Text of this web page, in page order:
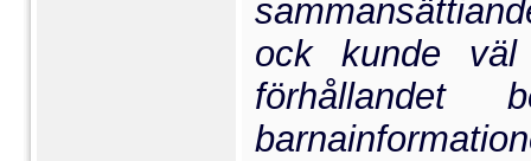
ock kunde
förhållandet